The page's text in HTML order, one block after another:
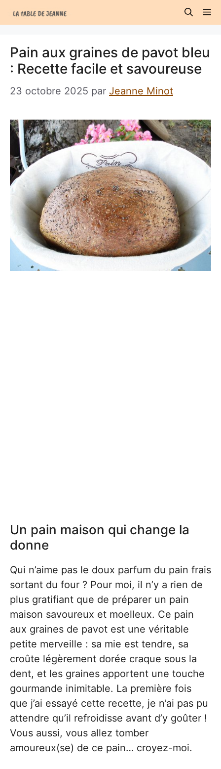
au
Pain aux graines de pavot bleu
: Recette facile et savoureuse
23 octobre 2025 par Jeanne Minot
Un pain maison qui change la
donne
Qui n’aime pas le doux parfum du pain frais
sortant du four ? Pour moi, il n’y a rien de
plus gratifiant que de préparer un pain
maison savoureux et moelleux. Ce pain
aux graines de pavot est une véritable
petite merveille : sa mie est tendre, sa
croûte légèrement dorée craque sous la
dent, et les graines apportent une touche
gourmande inimitable. La première fois
que j’ai essayé cette recette, je n’ai pas pu
attendre qu’il refroidisse avant d’y goûter !
Vous aussi, vous allez tomber
amoureux(se) de ce pain… croyez-moi.